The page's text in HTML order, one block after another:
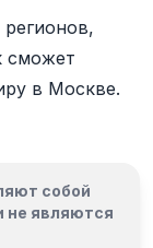
сможет
в Москве.
собой
не являются